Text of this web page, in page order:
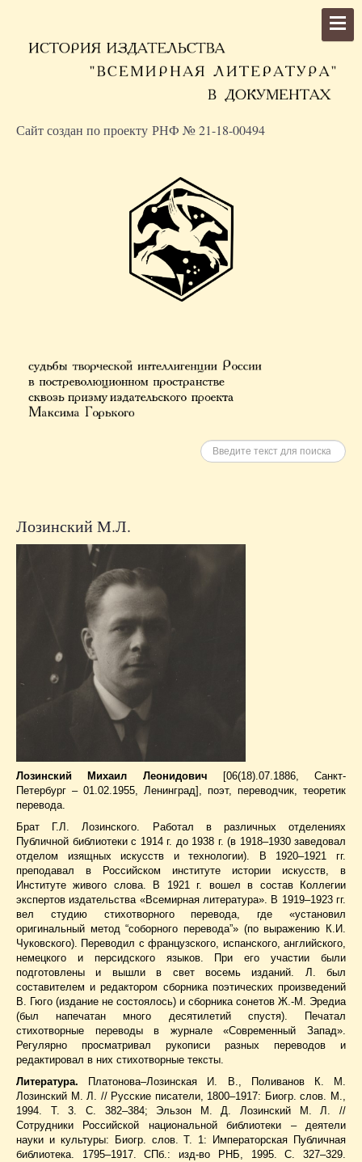
Сайт создан по проекту РНФ № 21-18-00494
Искать
Лозинский М.Л.
Лозинский Михаил Леонидович [06(18).07.1886, Санкт-
Петербург – 01.02.1955, Ленинград], поэт, переводчик, теоретик
перевода.
Брат Г.Л. Лозинского. Работал в различных отделениях
Публичной библиотеки с 1914 г. до 1938 г. (в 1918–1930 заведовал
отделом изящных искусств и технологии). В 1920–1921 гг.
преподавал в Российском институте истории искусств, в
Институте живого слова. В 1921 г. вошел в состав Коллегии
экспертов издательства «Всемирная литература». В 1919–1923 гг.
вел студию стихотворного перевода, где «установил
оригинальный метод “соборного перевода”» (по выражению К.И.
Чуковского). Переводил с французского, испанского, английского,
немецкого и персидского языков. При его участии были
подготовлены и вышли в свет восемь изданий. Л. был
составителем и редактором сборника поэтических произведений
В. Гюго (издание не состоялось) и сборника сонетов Ж.-М. Эредиа
(был напечатан много десятилетий спустя). Печатал
стихотворные переводы в журнале «Современный Запад».
Регулярно просматривал рукописи разных переводов и
редактировал в них стихотворные тексты.
Литература. Платонова–Лозинская И. В., Поливанов К. М.
Лозинский М. Л. // Русские писатели, 1800–1917: Биогр. слов. М.,
1994. Т. 3. С. 382–384; Эльзон М. Д. Лозинский М. Л. //
Сотрудники Российской национальной библиотеки – деятели
науки и культуры: Биогр. слов. Т. 1: Императорская Публичная
библиотека. 1795–1917. СПб.: изд-во РНБ, 1995. С. 327–329.